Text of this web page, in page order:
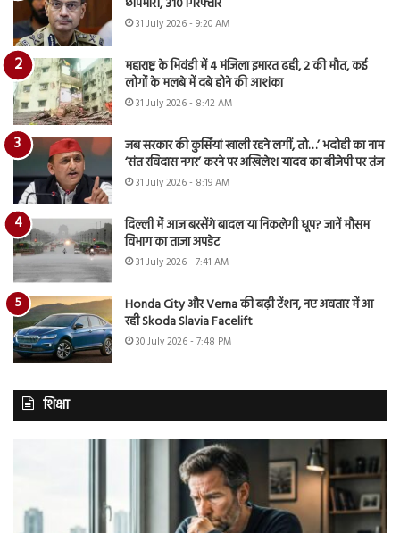
छापेमारी, 310 गिरफ्तार
31 July 2026 - 9:20 AM
महाराष्ट्र के भिवंडी में 4 मंजिला इमारत ढही, 2 की मौत, कई
लोगों के मलबे में दबे होने की आशंका
31 July 2026 - 8:42 AM
जब सरकार की कुर्सियां खाली रहने लगीं, तो…’ भदोही का नाम
‘संत रविदास नगर’ करने पर अखिलेश यादव का बीजेपी पर तंज
31 July 2026 - 8:19 AM
दिल्ली में आज बरसेंगे बादल या निकलेगी धूप? जानें मौसम
विभाग का ताजा अपडेट
31 July 2026 - 7:41 AM
Honda City और Verna की बढ़ी टेंशन, नए अवतार में आ
रही Skoda Slavia Facelift
30 July 2026 - 7:48 PM
शिक्षा